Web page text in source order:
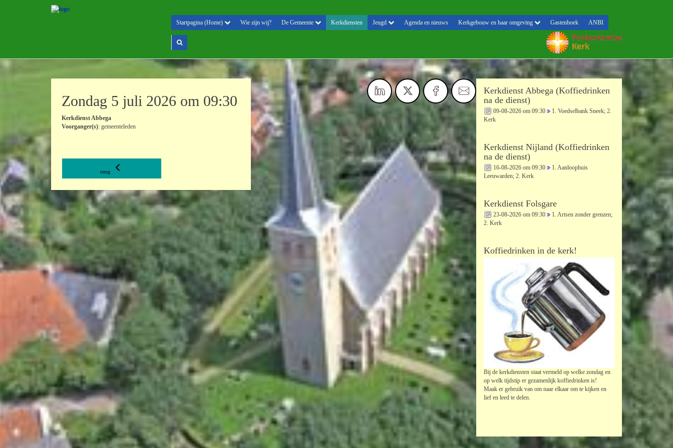
Startpagina (Home) Wie zijn wij? De Gemeente Kerkdiensten Jeugd Agenda en nieuws Kerkgebouw en haar omgeving Gastenboek ANBI
Zondag 5 juli 2026 om 09:30
Kerkdienst Abbega
Voorganger(s): gemeenteleden
terug
Kerkdienst Abbega (Koffiedrinken
na de dienst)
09-08-2026 om 09:30
1. Voedselbank Sneek; 2.
Kerk
Kerkdienst Nijland (Koffiedrinken
na de dienst)
16-08-2026 om 09:30
1. Aanloophuis
Leeuwarden; 2. Kerk
Kerkdienst Folsgare
23-08-2026 om 09:30
1. Artsen zonder grenzen;
2. Kerk
Koffiedrinken in de kerk!
Bij de kerkdiensten staat vermeld op welke zondag en
op welk tijdstip er gezamenlijk koffiedrinken is!
Maak er gebruik van om naar elkaar om te kijken en
lief en leed te delen.